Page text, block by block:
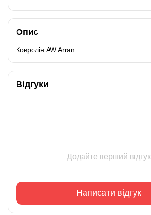
Опис
Ковролін AW Arran
Відгуки
Додайте перший відгук
Написати відгук